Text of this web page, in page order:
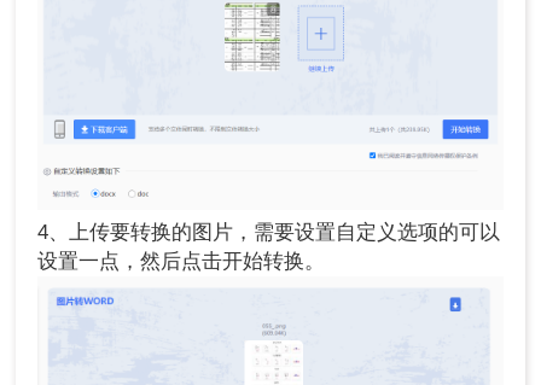
4、上传要转换的图片，需要设置自定义选项的可以
设置一点，然后点击开始转换。